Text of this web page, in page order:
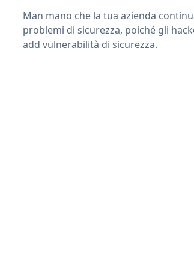
Man mano che la tua azienda
problemi di sicurezza, poiché gli
add vulnerabilità di sicurezza.